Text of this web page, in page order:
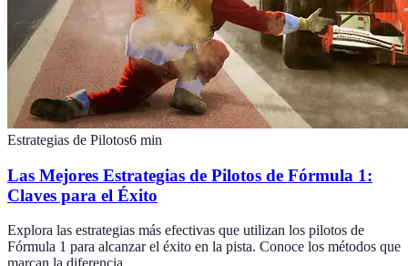
Estrategias de Pilotos6 min
Las Mejores Estrategias de Pilotos de Fórmula 1:
Claves para el Éxito
Explora las estrategias más efectivas que utilizan los pilotos de
Fórmula 1 para alcanzar el éxito en la pista. Conoce los métodos que